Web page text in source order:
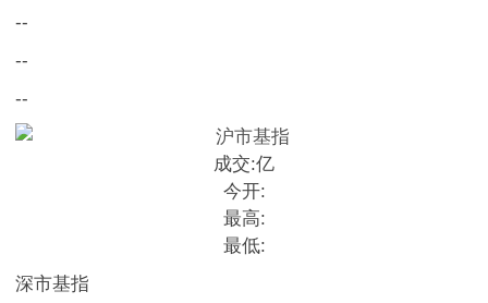
--
--
--
成交:亿
今开:
最高:
最低:
深市基指